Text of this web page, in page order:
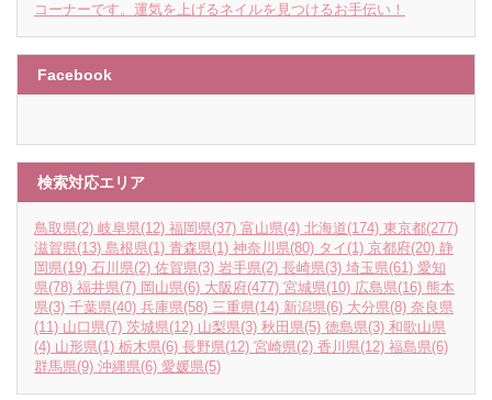
コーナーです。運気を上げるネイルを見つけるお手伝い！
Facebook
検索対応エリア
鳥取県(2) 岐阜県(12) 福岡県(37) 富山県(4) 北海道(174) 東京都(277)
滋賀県(13) 島根県(1) 青森県(1) 神奈川県(80) タイ (1) 京都府(20) 静
岡県(19) 石川県(2) 佐賀県(3) 岩手県(2) 長崎県(3) 埼玉県(61) 愛知
県(78) 福井県(7) 岡山県(6) 大阪府(477) 宮城県(10) 広島県(16) 熊本
県(3) 千葉県(40) 兵庫県(58) 三重県(14) 新潟県(6) 大分県(8) 奈良県
(11) 山口県(7) 茨城県(12) 山梨県(3) 秋田県(5) 徳島県(3) 和歌山県
(4) 山形県(1) 栃木県(6) 長野県(12) 宮崎県(2) 香川県(12) 福島県(6)
群馬県(9) 沖縄県(6) 愛媛県(5)